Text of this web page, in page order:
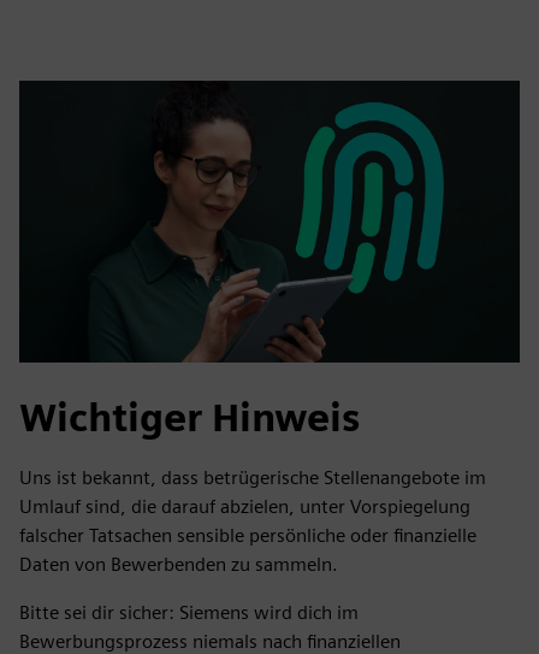
Wichtiger Hinweis
Uns ist bekannt, dass betrügerische Stellenangebote im
Umlauf sind, die darauf abzielen, unter Vorspiegelung
falscher Tatsachen sensible persönliche oder finanzielle
Daten von Bewerbenden zu sammeln.
Bitte sei dir sicher: Siemens wird dich im
Bewerbungsprozess niemals nach finanziellen